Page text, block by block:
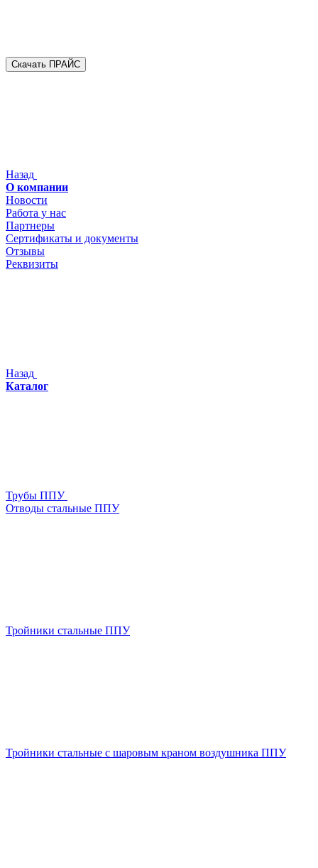
Скачать ПРАЙС
Назад
О компании
Новости
Работа у нас
Партнеры
Сертификаты и документы
Отзывы
Реквизиты
Назад
Каталог
Трубы ППУ
Отводы стальные ППУ
Тройники стальные ППУ
Тройники стальные с шаровым краном воздушника ППУ